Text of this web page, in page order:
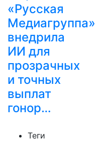
«Русская
Медиагруппа»
внедрила
ИИ для
прозрачных
и точных
выплат
гонор…
Теги